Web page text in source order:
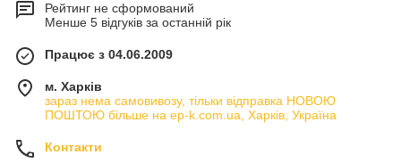
Рейтинг не сформований
Менше 5 відгуків за останній рік
Працює з 04.06.2009
м. Харків
зараз нема самовивозу, тільки відправка НОВОЮ
ПОШТОЮ більше на ep-k.com.ua, Харків, Україна
Контакти